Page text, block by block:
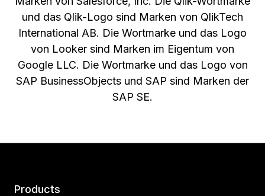
und das Qlik-Logo sind Marken von QlikTech
International AB. Die Wortmarke und das Logo
von Looker sind Marken im Eigentum von
Google LLC. Die Wortmarke und das Logo von
SAP BusinessObjects und SAP sind Marken der
SAP SE.
Products